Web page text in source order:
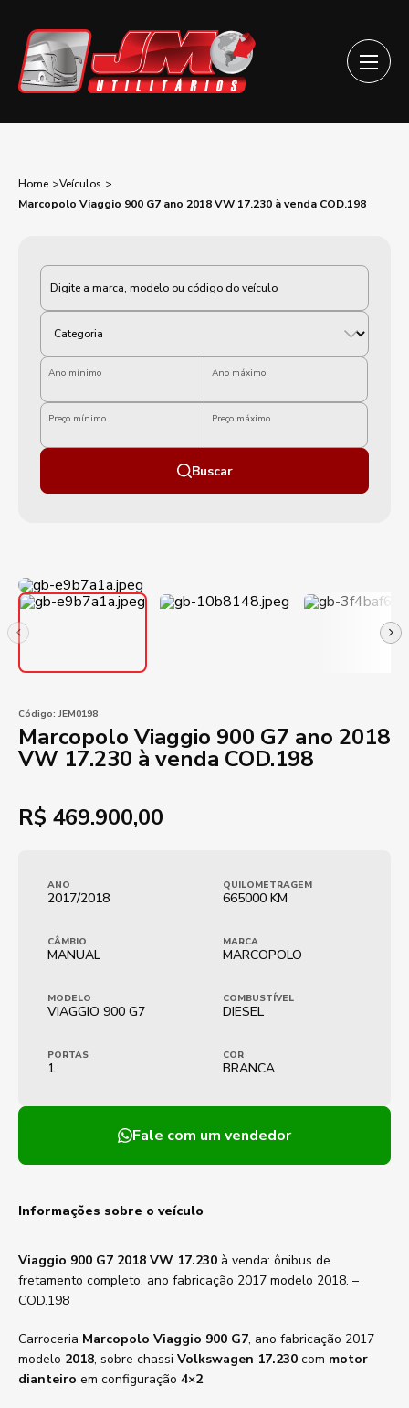
Home
Veículos
Marcopolo Viaggio 900 G7 ano 2018 VW 17.230 à venda COD.198
Categoria
Ano mínimo Ano máximo
Preço mínimo Preço máximo
Buscar
Código: JEM0198
Marcopolo Viaggio 900 G7 ano 2018
VW 17.230 à venda COD.198
R$ 469.900,00
ANO
2017/2018
QUILOMETRAGEM
665000 KM
CÂMBIO
MANUAL
MARCA
MARCOPOLO
MODELO
VIAGGIO 900 G7
COMBUSTÍVEL
DIESEL
PORTAS
1
COR
BRANCA
Fale com um vendedor
Informações sobre o veículo
Viaggio 900 G7 2018 VW 17.230 à venda: ônibus de
fretamento completo, ano fabricação 2017 modelo 2018. –
COD.198
Carroceria Marcopolo Viaggio 900 G7, ano fabricação 2017
modelo 2018, sobre chassi Volkswagen 17.230 com motor
dianteiro em configuração 4×2.